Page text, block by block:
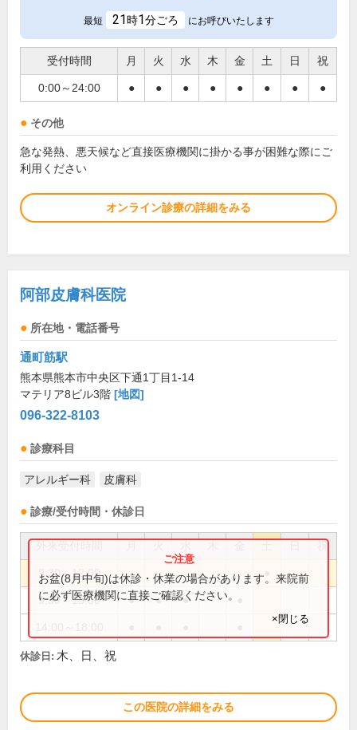
最短 21時1分ごろ にお呼びいたします
受付時間 月 火 水 木 金 土 日 祝
0:00～24:00 ● ● ● ● ● ● ● ●
その他
急な発熱、悪天候など直接医療機関に掛かる事が困難な際にご
利用ください
オンライン診療の詳細をみる
阿部皮膚科医院
所在地・電話番号
通町筋駅
熊本県熊本市中央区下通1丁目1-14
マテリア8ビル3階 [地図]
096-322-8103
診療科目
アレルギー科 皮膚科
診療/受付時間・休診日
祝
9:30～12:00
9:30～13:00 ● ● ●
お盆(8月中旬)は休診・休業の場合があります。来院前
に必ず医療機関に直接ご確認ください。
×閉じる
休診日: 木、日、祝
この医院の詳細をみる